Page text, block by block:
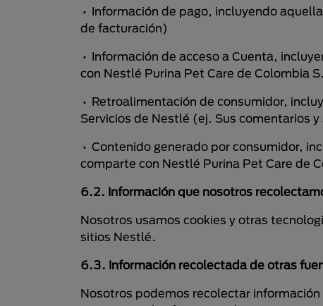
• Información de pago, incluyendo
de facturación)
• Información de acceso a Cuenta,
con Nestlé Purina Pet Care de Colombia
• Retroalimentación de consumidor,
Servicios de Nestlé (ej. Sus comentarios
• Contenido generado por consumidor,
comparte con Nestlé Purina Pet Care de
6.2. Información que nosotros
Nosotros usamos cookies y otras
sitios Nestlé.
6.3. Información recolectada de otras
Nosotros podemos recolectar